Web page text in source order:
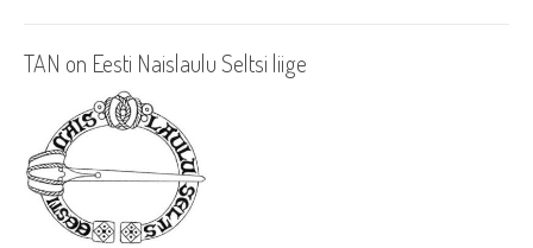
t
n
TAN on Eesti Naislaulu Seltsi liige